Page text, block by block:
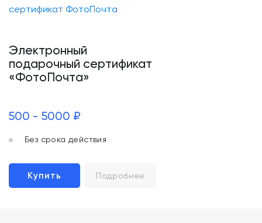
Электронный
подарочный сертификат
«ФотоПочта»
500 - 5000 ₽
Без срока действия
Купить Подробнее